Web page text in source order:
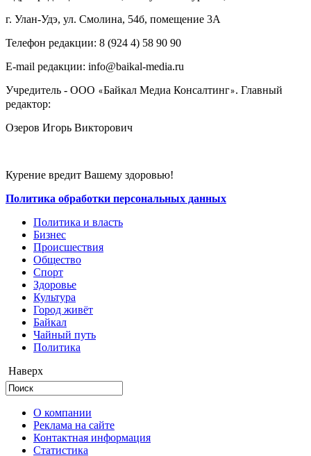
г. Улан-Удэ, ул. Смолина, 54б, помещение 3А
Телефон редакции: ‎‎8 (924 4) 58 90 90
E-mail редакции: info@baikal-media.ru
Учредитель - ООО «Байкал Медиа Консалтинг». Главный
редактор:
Озеров Игорь Викторович
Курение вредит Вашему здоровью!
Политика обработки персональных данных
Политика и власть
Бизнес
Происшествия
Общество
Cпорт
Здоровье
Культура
Город живёт
Байкал
Чайный путь
Политика
Наверх
О компании
Реклама на сайте
Контактная информация
Статистика